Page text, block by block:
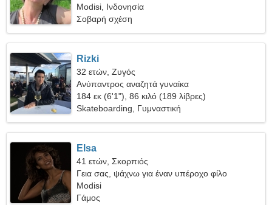
Modisi, Ινδονησία
Σοβαρή σχέση
Rizki
32 ετών, Ζυγός
Ανύπαντρος αναζητά γυναίκα
184 εκ (6'1"), 86 κιλό (189 λίβρες)
Skateboarding, Γυμναστική
Elsa
41 ετών, Σκορπιός
Γεια σας, ψάχνω για έναν υπέροχο φίλο
Modisi
Γάμος